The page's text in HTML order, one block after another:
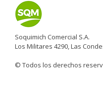
Soquimich Comercial S.A.
Los Militares 4290, Las
© Todos los derechos